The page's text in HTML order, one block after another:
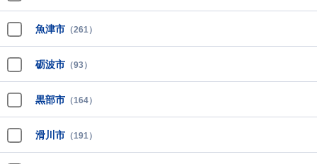
魚津市 （261）
砺波市 （93）
黒部市 （164）
滑川市 （191）